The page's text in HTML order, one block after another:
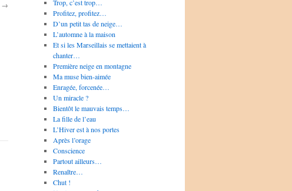
→
Trop, c’est trop…
Profitez, profitez…
D’un petit tas de neige…
L’automne à la maison
Et si les Marseillais se mettaient à
chanter…
Première neige en montagne
Ma muse bien-aimée
Enragée, forcenée…
Un miracle ?
Bientôt le mauvais temps…
La fille de l’eau
L’Hiver est à nos portes
Après l’orage
Conscience
Partout ailleurs…
Renaître…
Chut !